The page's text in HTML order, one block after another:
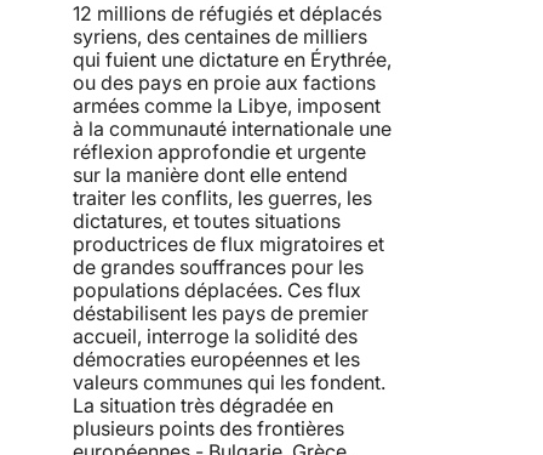
12 millions de réfugiés et déplacés
syriens, des centaines de milliers
qui fuient une dictature en Érythrée,
ou des pays en proie aux factions
armées comme la Libye, imposent
à la communauté internationale une
réflexion approfondie et urgente
sur la manière dont elle entend
traiter les conflits, les guerres, les
dictatures, et toutes situations
productrices de flux migratoires et
de grandes souffrances pour les
populations déplacées. Ces flux
déstabilisent les pays de premier
accueil, interroge la solidité des
démocraties européennes et les
valeurs communes qui les fondent.
La situation très dégradée en
plusieurs points des frontières